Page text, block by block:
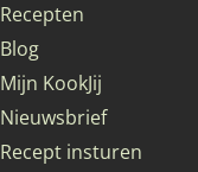
Recepten
Blog
Mijn KookJij
Nieuwsbrief
Recept insturen